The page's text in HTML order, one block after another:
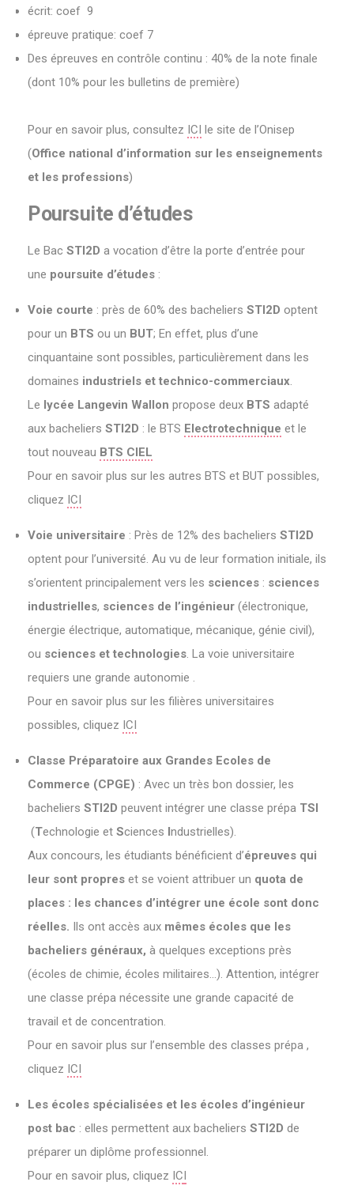
écrit: coef 9
épreuve pratique: coef 7
Des épreuves en contrôle continu : 40% de la note finale
(dont 10% pour les bulletins de première)
Pour en savoir plus, consultez ICI le site de l’Onisep
(Office national d’information sur les enseignements
et les professions)
Poursuite d’études
Le Bac STI2D a vocation d’être la porte d’entrée pour
une poursuite d’études :
Voie courte : près de 60% des bacheliers STI2D optent
pour un BTS ou un BUT; En effet, plus d’une
cinquantaine sont possibles, particulièrement dans les
domaines industriels et technico-commerciaux.
Le lycée Langevin Wallon propose deux BTS adapté
aux bacheliers STI2D : le BTS Electrotechnique et le
tout nouveau BTS CIEL
Pour en savoir plus sur les autres BTS et BUT possibles,
cliquez ICI
Voie universitaire : Près de 12% des bacheliers STI2D
optent pour l’université. Au vu de leur formation initiale, ils
s’orientent principalement vers les sciences : sciences
industrielles, sciences de l’ingénieur (électronique,
énergie électrique, automatique, mécanique, génie civil),
ou sciences et technologies. La voie universitaire
requiers une grande autonomie .
Pour en savoir plus sur les filières universitaires
possibles, cliquez ICI
Classe Préparatoire aux Grandes Ecoles de
Commerce (CPGE) : Avec un très bon dossier, les
bacheliers STI2D peuvent intégrer une classe prépa TSI
(Technologie et Sciences Industrielles).
Aux concours, les étudiants bénéficient d’épreuves qui
leur sont propres et se voient attribuer un quota de
places : les chances d’intégrer une école sont donc
réelles. Ils ont accès aux mêmes écoles que les
bacheliers généraux, à quelques exceptions près
(écoles de chimie, écoles militaires…). Attention, intégrer
une classe prépa nécessite une grande capacité de
travail et de concentration.
Pour en savoir plus sur l’ensemble des classes prépa ,
cliquez ICI
Les écoles spécialisées et les écoles d’ingénieur
post bac : elles permettent aux bacheliers STI2D de
préparer un diplôme professionnel.
Pour en savoir plus, cliquez ICI